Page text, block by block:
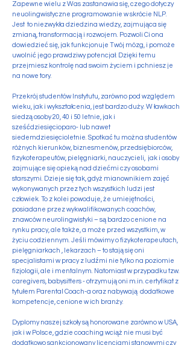
Zapewne wielu z Was zastanawia się, czego dotyczy
neuolingwistyczne programowanie w skrócie NLP.
Jest to niezwykła dziedzina wiedzy, zajmująca się
zmianą, transformacją i rozwojem. Pozwoli Ci ona
dowiedzieć się, jak funkcjonuje Twój mózg, i pomoże
uwolnić jego prawdziwy potencjał. Dzięki temu
przejmiesz kontrolę nad swoim życiem i pchniesz je
na nowe tory.
Przekrój studentów Instytutu, zarówno pod względem
wieku, jak i wykształcenia, jest bardzo duży. W ławkach
siedzą osoby 20, 40 i 50 letnie, jak i
sześćdziesięcioparo- lub nawet
siedemdziesięcioletnie. Spotkać tu można studentów
różnych kierunków, biznesmenów, przedsiębiorców,
fizykoterapeutów, pielęgniarki, nauczycieli, jak i osoby
zajmujące się opieką nad dziećmi czy osobami
starszymi. Dzieje się tak, gdyż mianownikiem zajęć
wykonywanych przez tych wszystkich ludzi jest
człowiek. To z kolei powoduje, że umiejętności,
posiadane przez wykwalifikowanych coachów,
znawców neurolingwistyki – są bardzo cenione na
rynku pracy, ale także, a może przed wszystkim, w
życiu codziennym. Jeśli mówimy o fizykoterapeutach,
pielęgniarkach , lekarzach – to stają się oni
specjalistami w pracy z ludźmi nie tylko na poziomie
fizjologii, ale i mentalnym. Natomiast w przypadku tzw.
caregivers, babysitters - otrzymują oni m.in. certyfikat z
tytułem Parental Coach-a oraz nabywają dodatkowe
kompetencje, cenione w ich branży.
Dyplomy naszej szkoły są honorowane zarówno w USA,
jak i w Polsce, gdzie coaching wciąż nie musi być
dodatkowo sankcjonowany licencjami stanowymi czy